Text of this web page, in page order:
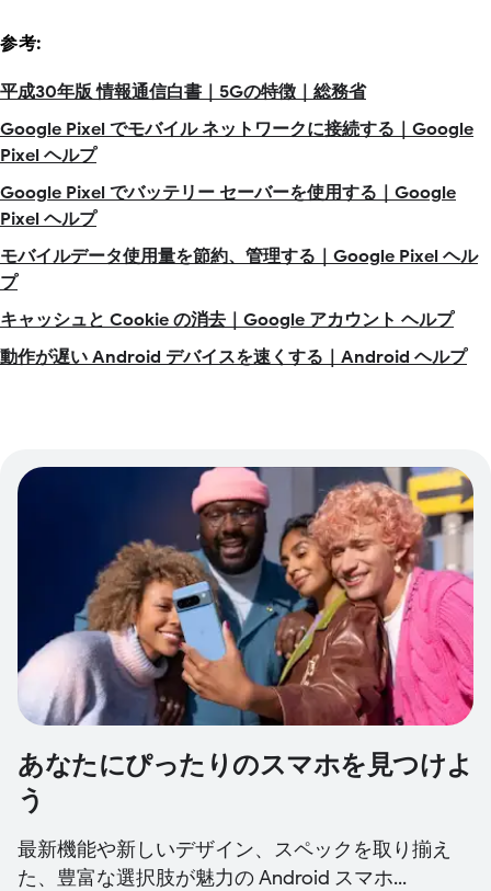
参考:
平成30年版 情報通信白書｜5Gの特徴｜総務省
Google Pixel でモバイル ネットワークに接続する｜Google
Pixel ヘルプ
Google Pixel でバッテリー セーバーを使用する｜Google
Pixel ヘルプ
モバイルデータ使用量を節約、管理する｜Google Pixel ヘル
プ
キャッシュと Cookie の消去｜Google アカウント ヘルプ
動作が遅い Android デバイスを速くする｜Android ヘルプ
あなたにぴったりのスマホを見つけよ
う
最新機能や新しいデザイン、スペックを取り揃え
た、豊富な選択肢が魅力の Android スマホ...